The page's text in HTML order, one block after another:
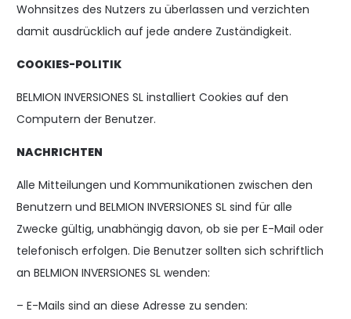
Wohnsitzes des Nutzers zu überlassen und verzichten
damit ausdrücklich auf jede andere Zuständigkeit.
COOKIES-POLITIK
BELMION INVERSIONES SL installiert Cookies auf den
Computern der Benutzer.
NACHRICHTEN
Alle Mitteilungen und Kommunikationen zwischen den
Benutzern und BELMION INVERSIONES SL sind für alle
Zwecke gültig, unabhängig davon, ob sie per E-Mail oder
telefonisch erfolgen. Die Benutzer sollten sich schriftlich
an BELMION INVERSIONES SL wenden:
– E-Mails sind an diese Adresse zu senden: